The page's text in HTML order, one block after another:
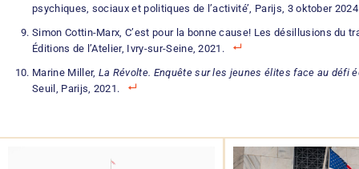
psychiques, sociaux et politiques de l’activité’, Parijs, 3 oktober
Simon Cottin-Marx, C’est pour la bonne cause! Les désillusions du
Éditions de l’Atelier, Ivry-sur-Seine, 2021.
Marine Miller, La Révolte. Enquête sur les jeunes élites face au défi
Seuil, Parijs, 2021.